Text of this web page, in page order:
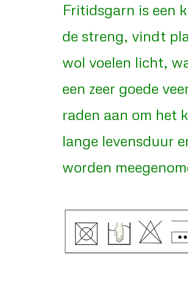
Fritidsgarn is een
de streng, vindt
wol voelen licht,
een zeer goede
raden aan om het
lange levensduur
worden